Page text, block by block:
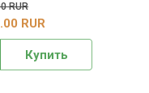
RUR
RUR
Купить